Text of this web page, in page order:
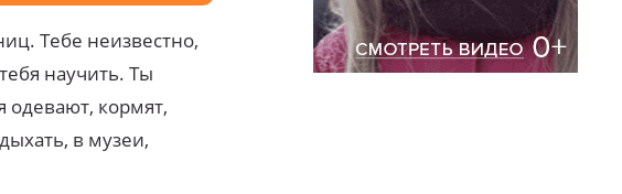
Тебе неизвестно,
научить. Ты
одевают, кормят,
в музеи,